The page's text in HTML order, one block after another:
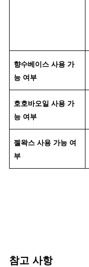
향수베이스 사용 가
능 여부
호호바오일 사용 가
능 여부
젤왁스 사용 가능 여
부
참고 사항